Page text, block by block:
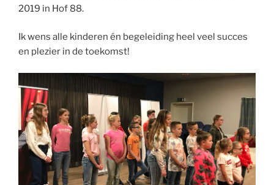
2019 in Hof 88.
Ik wens alle kinderen én begeleiding heel veel succes
en plezier in de toekomst!